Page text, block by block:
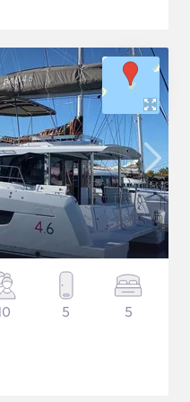
5 5